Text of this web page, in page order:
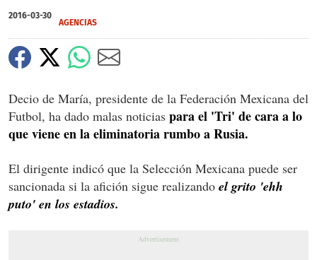
2016-03-30
AGENCIAS
Decio de María, presidente de la Federación Mexicana del
Futbol, ha dado malas noticias para el 'Tri' de cara a lo
que viene en la eliminatoria rumbo a Rusia.
El dirigente indicó que la Selección Mexicana puede ser
sancionada si la afición sigue realizando el grito 'ehh
puto' en los estadios.